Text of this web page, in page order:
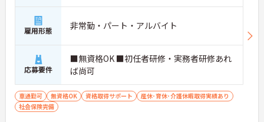
雇用形態 非常勤・パート・アルバイト
応募要件
■無資格OK ■初任者研修・実務者研修あれ
ば尚可
車通勤可 無資格OK 資格取得サポート
産休･育休･介護休暇取得実績あり
社会保険完備